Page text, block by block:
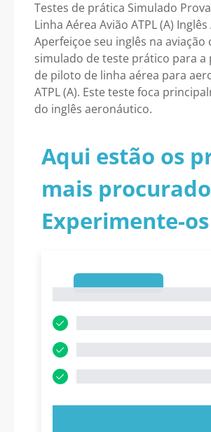
Testes de prática Simulado
Linha Aérea Avião ATPL (A)
Aperfeiçoe seu inglês na aviação
simulado de teste prático para a
de piloto de linha aérea para
ATPL (A). Este teste foca
do inglês aeronáutico.
Aqui estão os
mais
Experimente-